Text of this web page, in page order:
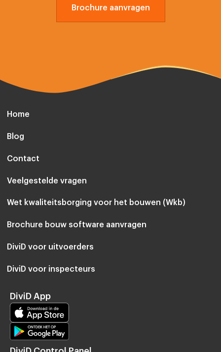
Brochure aanvragen
Home
Blog
Contact
Veelgestelde vragen
Wet kwaliteitsborging voor het bouwen (Wkb)
Brochure bouw software aanvragen
DiviD voor uitvoerders
DiviD voor inspecteurs
DiviD App